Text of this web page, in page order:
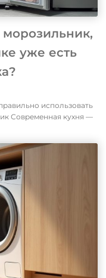
уже есть
использовать
Современная кухня —